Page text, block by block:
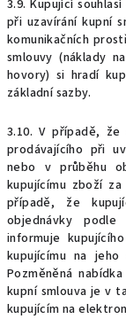
3.9. Kupující
při uzavírání kupní
komunikačních
smlouvy (náklady
hovory) si hradí
základní sazby.
3.10. V případě,
prodávajícího při
nebo v průběhu
kupujícímu zboží
případě, že
objednávky podle
informuje
kupujícímu na jeho
Pozměněná
kupní smlouva je v
kupujícím na